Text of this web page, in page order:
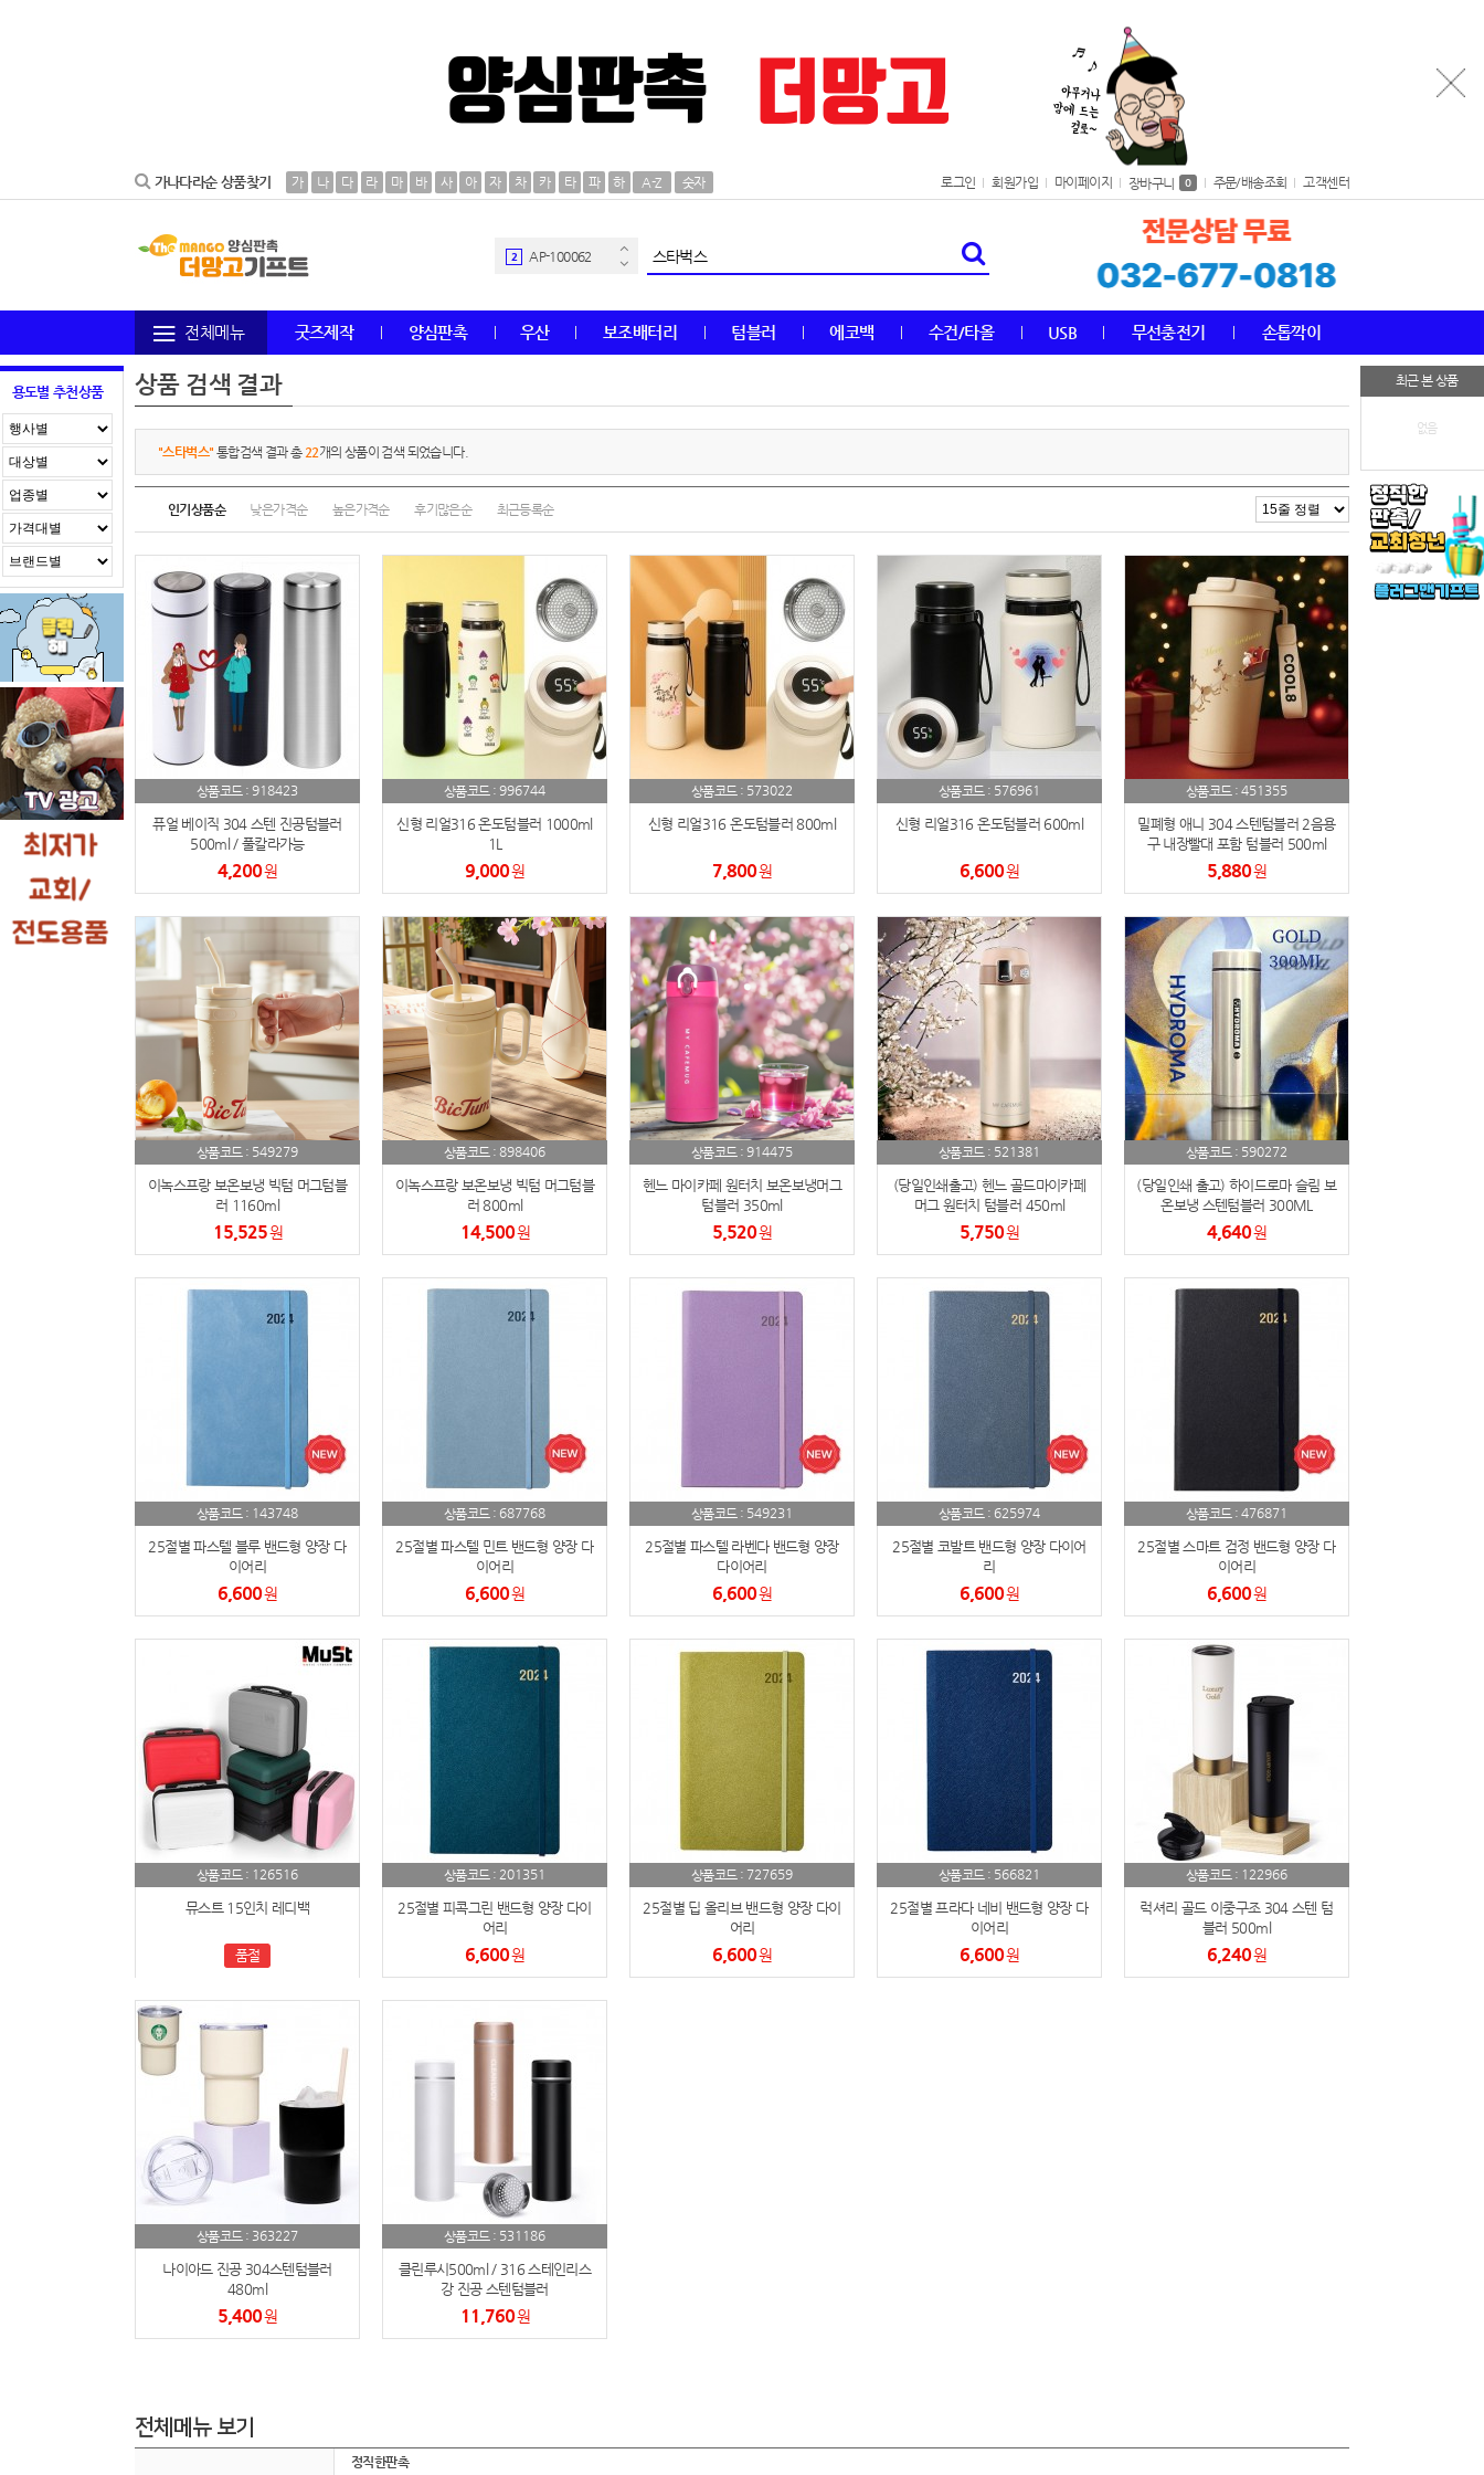
가나다라순 상품찾기 가 나 다 라 마 바 사 아 자 차 카 타 파 하 A-Z 숫자 로그인 회원가입 마이페이지 장바구니 0 주문/배송조회 고객센터
2 AP-100062
4 수건
볼펜
파우치
AP-100125
usb
12
13 송월타올
16 쿠션
17 AP-100050
18 노트
19 스테들러
20 구급
21 물티슈
22 티슈
23 손톱
손톱깍이
AP-100052
28 AP-100150
29
30 AP-100106
우산
5 볼펜
6 양심판촉
7
12 보조배터리
13 송월타올
14 에코백
AP-100050
전체메뉴 굿즈제작 양심판촉 우산 보조배터리 텀블러 에코백 수건/타올 USB 무선충전기 손톱깍이
용도별 추천상품
최근 본 상품
없음
상품 검색 결과
"스타벅스" 통합검색 결과 총 22개의 상품이 검색 되었습니다.
인기상품순 낮은가격순 높은가격순 후기많은순 최근등록순
상품코드 : 918423
퓨얼 베이직 304 스텐 진공텀블러
500ml / 풀칼라가능
4,200원
상품코드 : 996744
신형 리얼316 온도텀블러 1000ml
1L
9,000원
상품코드 : 573022
신형 리얼316 온도텀블러 800ml
7,800원
상품코드 : 576961
신형 리얼316 온도텀블러 600ml
6,600원
상품코드 : 451355
밀폐형 애니 304 스텐텀블러 2음용
구 내장빨대 포함 텀블러 500ml
5,880원
상품코드 : 549279
이녹스프랑 보온보냉 빅텀 머그텀블
러 1160ml
15,525원
상품코드 : 898406
이녹스프랑 보온보냉 빅텀 머그텀블
러 800ml
14,500원
상품코드 : 914475
헨느 마이카페 원터치 보온보냉머그
텀블러 350ml
5,520원
상품코드 : 521381
(당일인쇄출고) 헨느 골드마이카페
머그 원터치 텀블러 450ml
5,750원
상품코드 : 590272
(당일인쇄 출고) 하이드로마 슬림 보
온보냉 스텐텀블러 300ML
4,640원
상품코드 : 143748
25절별 파스텔 블루 밴드형 양장 다
이어리
6,600원
상품코드 : 687768
25절별 파스텔 민트 밴드형 양장 다
이어리
6,600원
상품코드 : 549231
25절별 파스텔 라벤다 밴드형 양장
다이어리
6,600원
상품코드 : 625974
25절별 코발트 밴드형 양장 다이어
리
6,600원
상품코드 : 476871
25절별 스마트 검정 밴드형 양장 다
이어리
6,600원
상품코드 : 126516
뮤스트 15인치 레디백
품절
상품코드 : 201351
25절별 피콕그린 밴드형 양장 다이
어리
6,600원
상품코드 : 727659
25절별 딥 올리브 밴드형 양장 다이
어리
6,600원
상품코드 : 566821
25절별 프라다 네비 밴드형 양장 다
이어리
6,600원
상품코드 : 122966
럭셔리 골드 이중구조 304 스텐 텀
블러 500ml
6,240원
상품코드 : 363227
나이아드 진공 304스텐텀블러
480ml
5,400원
상품코드 : 531186
클린루시500ml / 316 스테인리스
강 진공 스텐텀블러
11,760원
전체메뉴 보기
정직한판촉